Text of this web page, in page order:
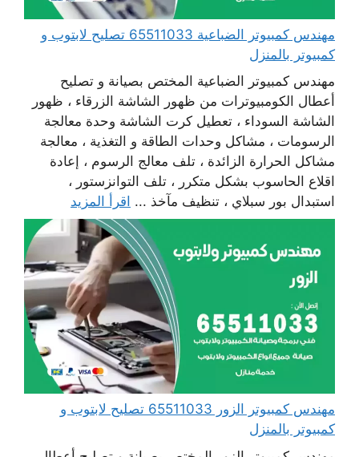
مهندس كمبيوتر الضباعية 65511033 تصليح لابتوب و
كمبيوتر بالمنزل
مهندس كمبيوتر الضباعية المختص بصيانة و تصليح
أعطال الكومبيوترات من ظهور الشاشة الزرقاء ، ظهور
الشاشة السوداء ، تعطيل كرت الشاشة وحدة معالجة
الرسومات ، مشاكل وحدات الطاقة و التغذية ، معالجة
مشاكل الحرارة الزائدة ، تلف معالج الرسوم ، إعادة
اقلاع الحاسوب بشكل متكرر ، تلف التوانزستور ،
استبدال بور سبلاي ، تنظيف مآخذ ... اقرأ المزيد
مهندس كمبيوتر الزور 65511033 تصليح لابتوب و
كمبيوتر بالمنزل